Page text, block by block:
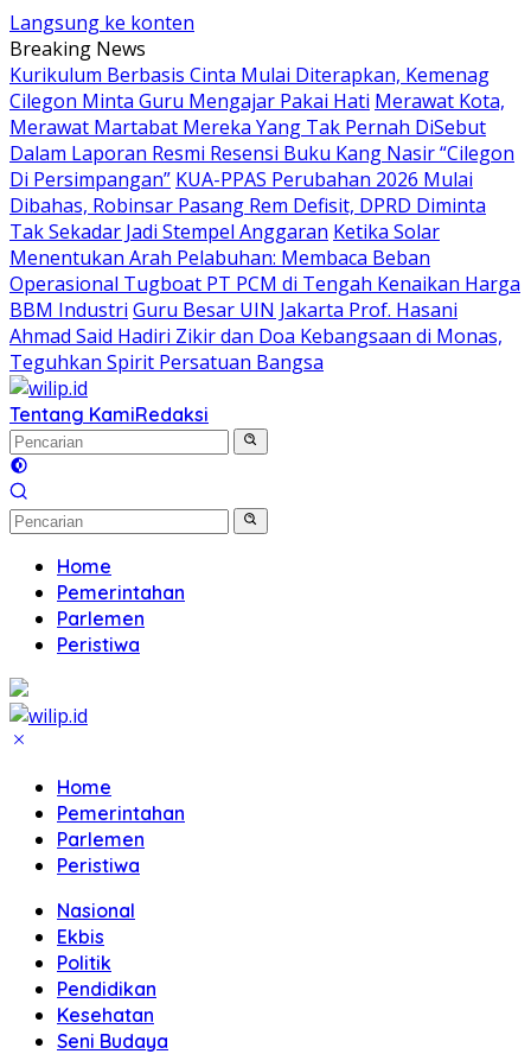
Langsung ke konten
Breaking News
Kurikulum Berbasis Cinta Mulai Diterapkan, Kemenag
Cilegon Minta Guru Mengajar Pakai Hati Merawat Kota,
Merawat Martabat Mereka Yang Tak Pernah DiSebut
Dalam Laporan Resmi Resensi Buku Kang Nasir “Cilegon
Di Persimpangan” KUA-PPAS Perubahan 2026 Mulai
Dibahas, Robinsar Pasang Rem Defisit, DPRD Diminta
Tak Sekadar Jadi Stempel Anggaran Ketika Solar
Menentukan Arah Pelabuhan: Membaca Beban
Operasional Tugboat PT PCM di Tengah Kenaikan Harga
BBM Industri Guru Besar UIN Jakarta Prof. Hasani
Ahmad Said Hadiri Zikir dan Doa Kebangsaan di Monas,
Teguhkan Spirit Persatuan Bangsa
Tentang KamiRedaksi
Home
Pemerintahan
Parlemen
Peristiwa
Home
Pemerintahan
Parlemen
Peristiwa
Nasional
Ekbis
Politik
Pendidikan
Kesehatan
Seni Budaya